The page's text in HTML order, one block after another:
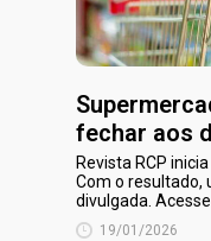
fechar aos
Revista RCP
Com o resultado,
divulgada.
19/01/2026